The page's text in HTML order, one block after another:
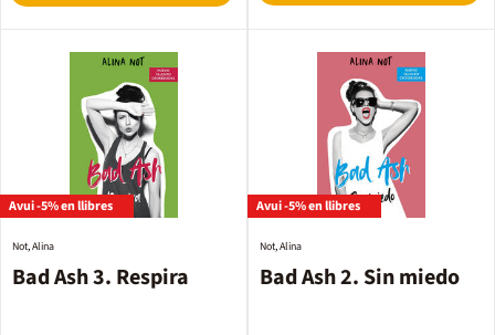
Avui -5% en llibres
Bad Ash 3. Respira
Not, Alina
Avui -5% en llibres
Bad Ash 2. Sin miedo
Not, Alina